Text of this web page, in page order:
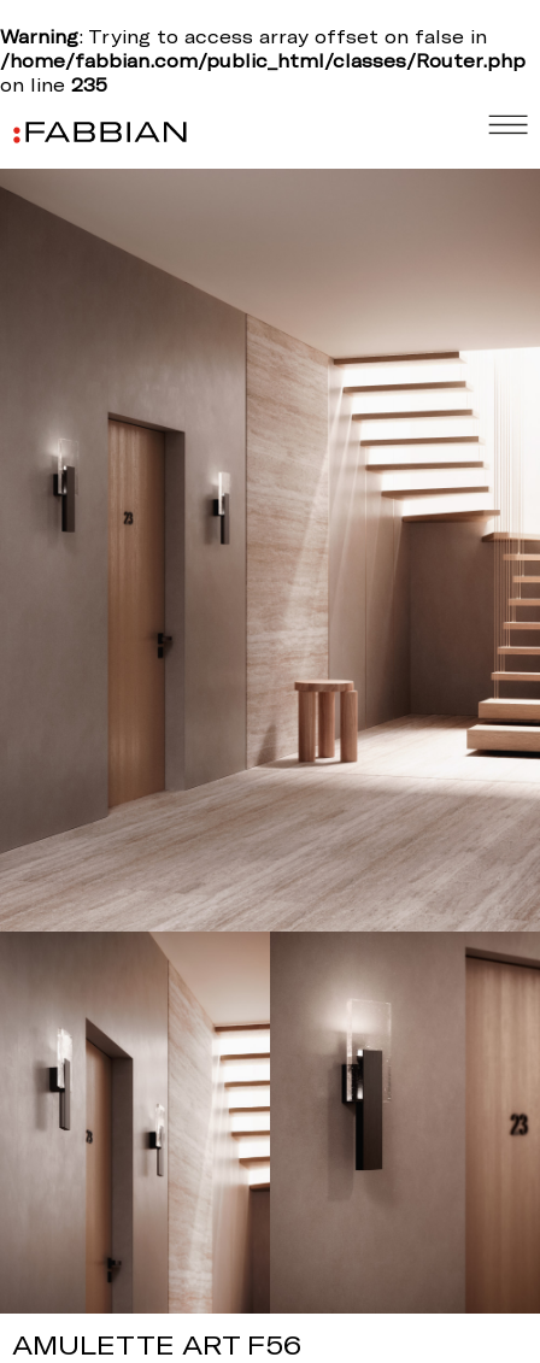
Warning: Trying to access array offset on false in
/home/fabbian.com/public_html/classes/Router.php
on line 235
AMULETTE ART F56